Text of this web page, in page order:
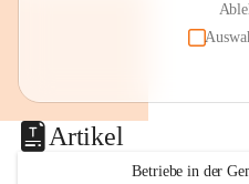
Artikel
Betriebe in der